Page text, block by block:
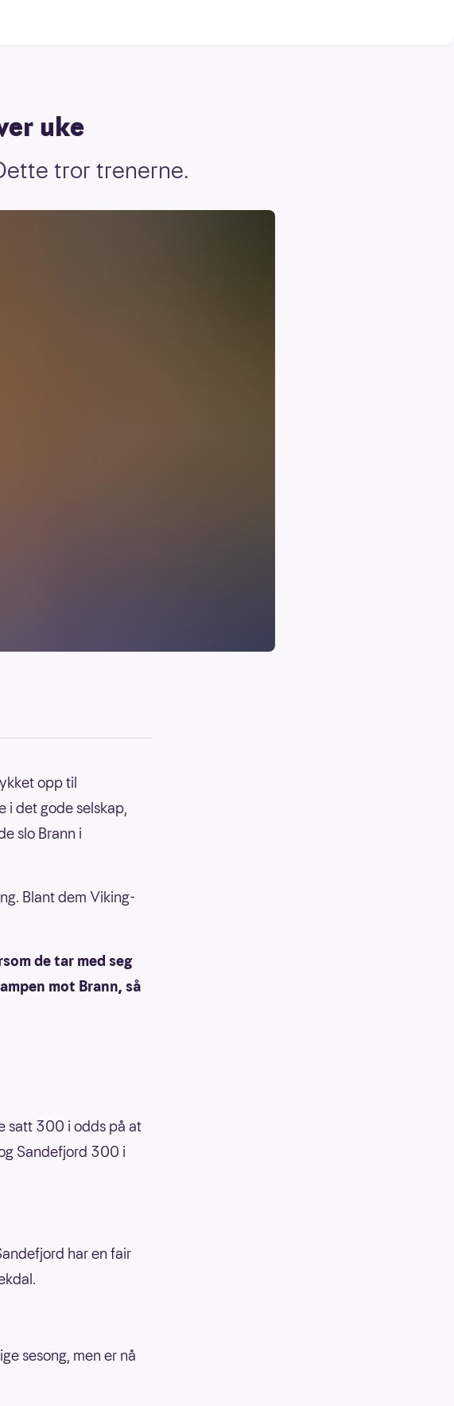
uke
tror trenerne.
opp til
i det gode selskap,
slo Brann i
Blant dem Viking-
de tar med seg
mot Brann, så
satt 300 i odds på at
Sandefjord 300 i
har en fair
sesong, men er nå